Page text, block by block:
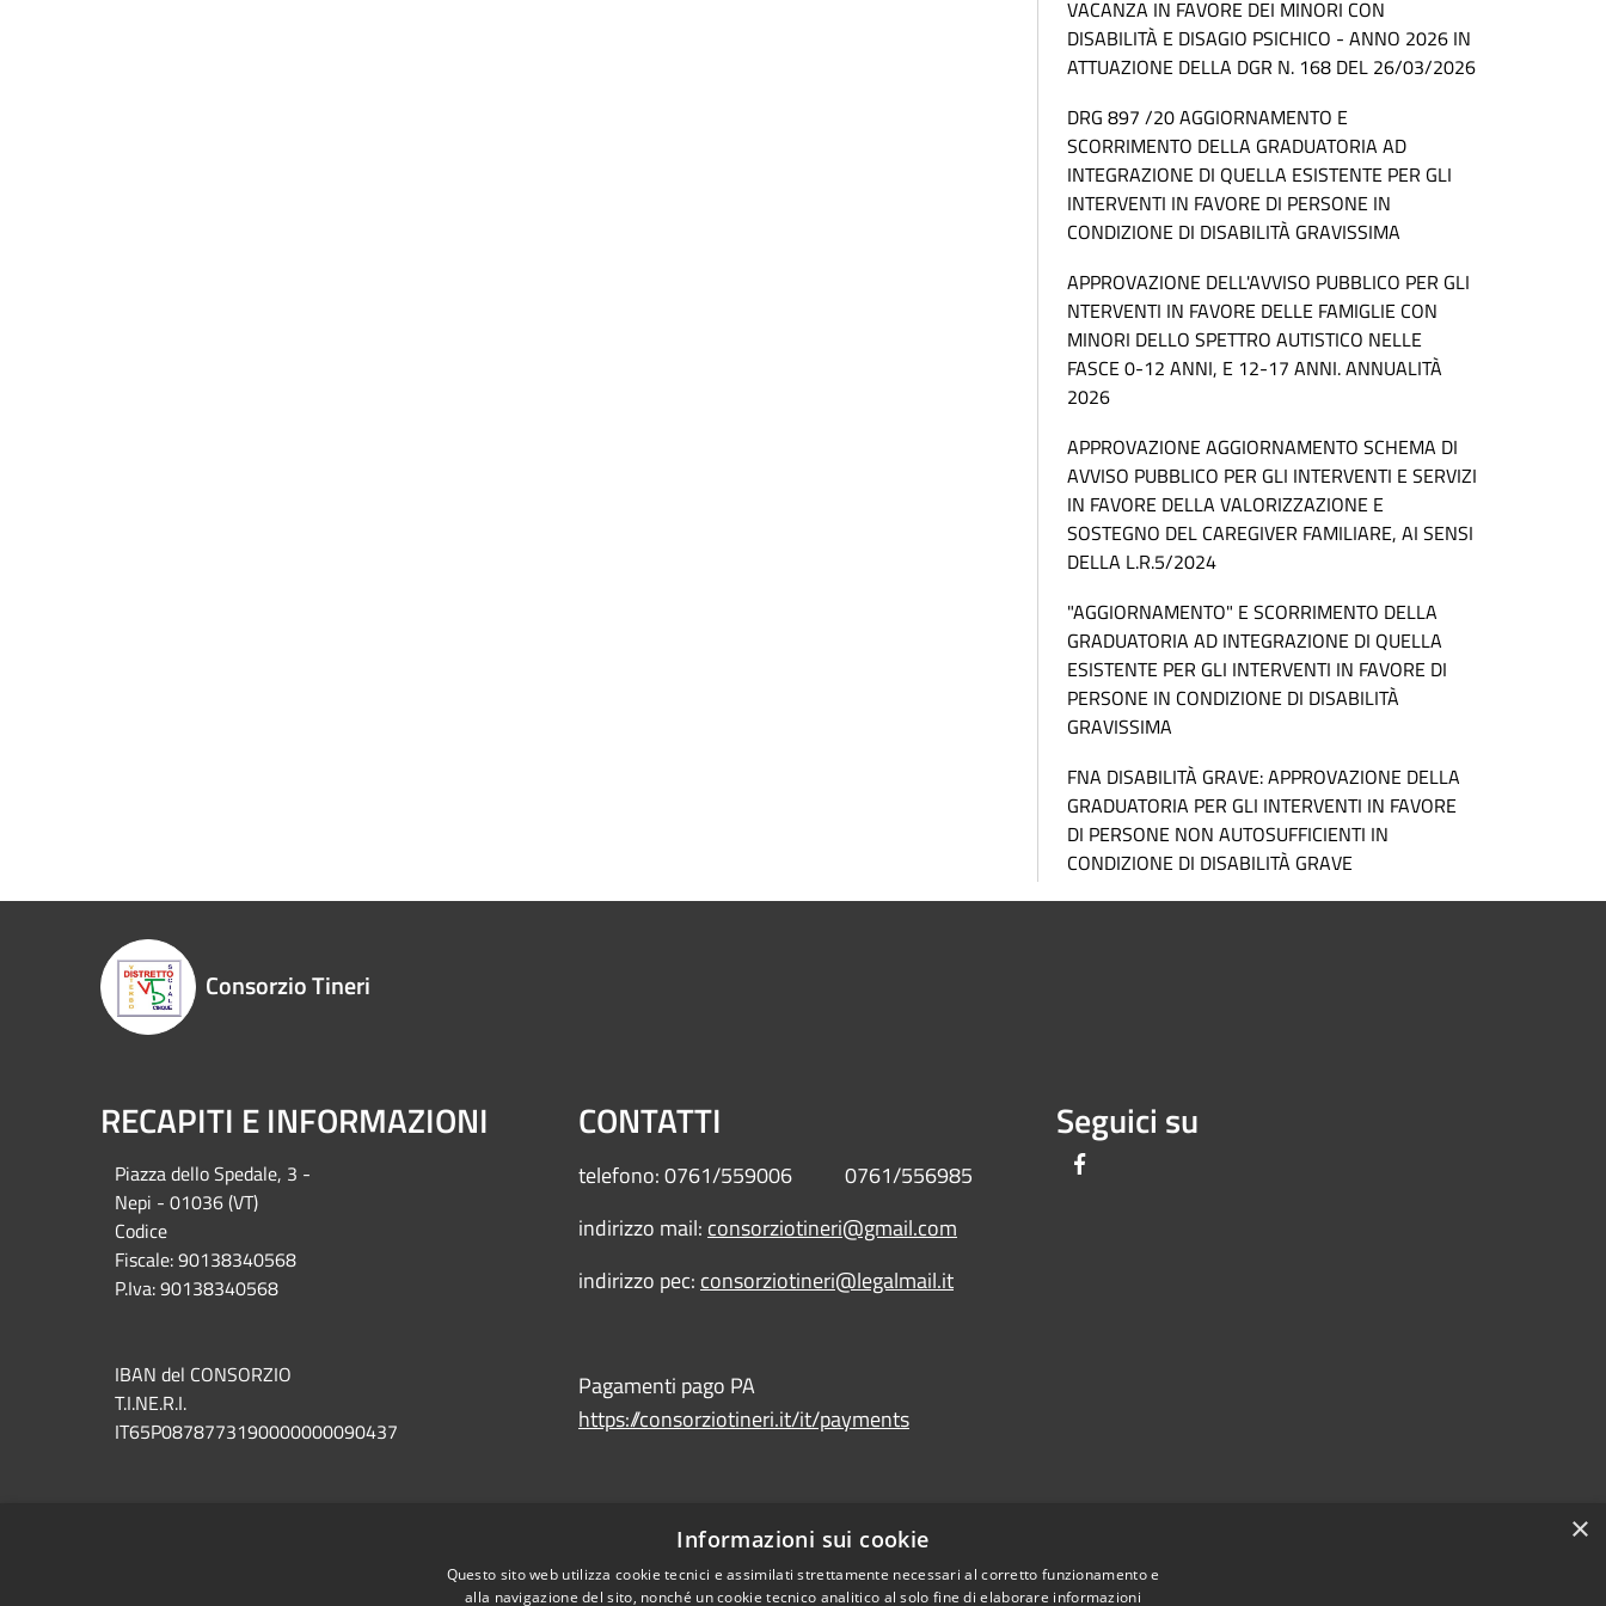
VACANZA IN FAVORE DEI MINORI CON
DISABILITÀ E DISAGIO PSICHICO - ANNO 2026 IN
ATTUAZIONE DELLA DGR N. 168 DEL 26/03/2026
DRG 897 /20 AGGIORNAMENTO E
SCORRIMENTO DELLA GRADUATORIA AD
INTEGRAZIONE DI QUELLA ESISTENTE PER GLI
INTERVENTI IN FAVORE DI PERSONE IN
CONDIZIONE DI DISABILITÀ GRAVISSIMA
APPROVAZIONE DELL'AVVISO PUBBLICO PER GLI
NTERVENTI IN FAVORE DELLE FAMIGLIE CON
MINORI DELLO SPETTRO AUTISTICO NELLE
FASCE 0-12 ANNI, E 12-17 ANNI. ANNUALITÀ
2026
APPROVAZIONE AGGIORNAMENTO SCHEMA DI
AVVISO PUBBLICO PER GLI INTERVENTI E SERVIZI
IN FAVORE DELLA VALORIZZAZIONE E
SOSTEGNO DEL CAREGIVER FAMILIARE, AI SENSI
DELLA L.R.5/2024
"AGGIORNAMENTO" E SCORRIMENTO DELLA
GRADUATORIA AD INTEGRAZIONE DI QUELLA
ESISTENTE PER GLI INTERVENTI IN FAVORE DI
PERSONE IN CONDIZIONE DI DISABILITÀ
GRAVISSIMA
FNA DISABILITÀ GRAVE: APPROVAZIONE DELLA
GRADUATORIA PER GLI INTERVENTI IN FAVORE
DI PERSONE NON AUTOSUFFICIENTI IN
CONDIZIONE DI DISABILITÀ GRAVE
Consorzio Tineri
RECAPITI E INFORMAZIONI
Piazza dello Spedale, 3 -
Nepi - 01036 (VT)
Codice
Fiscale: 90138340568
P.Iva: 90138340568
IBAN del CONSORZIO
T.I.NE.R.I.
IT65P0878773190000000090437
CONTATTI
telefono: 0761/559006 0761/556985
indirizzo mail: consorziotineri@gmail.com
indirizzo pec: consorziotineri@legalmail.it
Pagamenti pago PA
https://consorziotineri.it/it/payments
Seguici su
×
Informazioni sui cookie
Questo sito web utilizza cookie tecnici e assimilati strettamente necessari al corretto funzionamento e
alla navigazione del sito, nonché un cookie tecnico analitico al solo fine di elaborare informazioni